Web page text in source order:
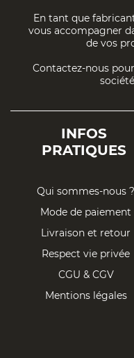
En tant que
vous accompagner
de vos
Contactez-nous
INFOS
PRATIQUES
Qui sommes-nous ?
Mode de paiement
Livraison et retour
Respect vie privée
CGU & CGV
Mentions légales